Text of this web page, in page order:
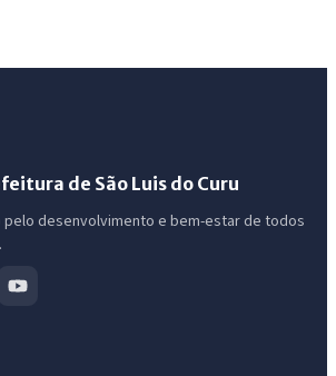
de São Luis do Curu
pelo desenvolvimento e bem-estar de todos